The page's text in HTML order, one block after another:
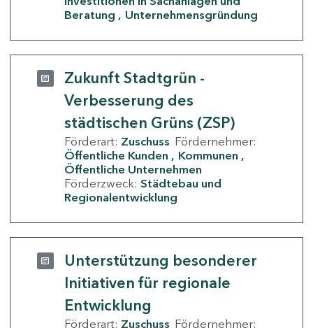
Beratung
Unternehmensgründung
Zukunft Stadtgrün -
Verbesserung des
städtischen Grüns (ZSP)
Förderart: Zuschuss Fördernehmer:
Öffentliche Kunden
Kommunen
Öffentliche Unternehmen
Förderzweck: Städtebau und
Regionalentwicklung
Unterstützung besonderer
Initiativen für regionale
Entwicklung
Förderart: Zuschuss Fördernehmer: